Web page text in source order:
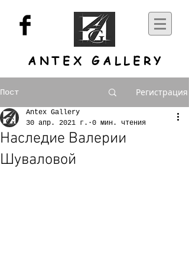
ANTEX GALLERY
Пост Регистрация
Наследие Валерии
Шуваловой
Antex Gallery
30 апр. 2021 г.
0 мин. чтения